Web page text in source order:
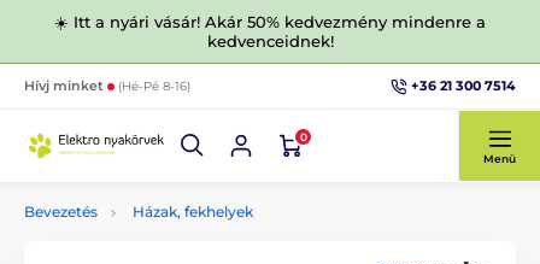
☀️ Itt a nyári vásár! Akár 50% kedvezmény mindenre a
kedvenceidnek!
Hívj minket (Hé-Pé 8-16) +36 21 300 7514
0
Menü
Bevezetés Házak, fekhelyek